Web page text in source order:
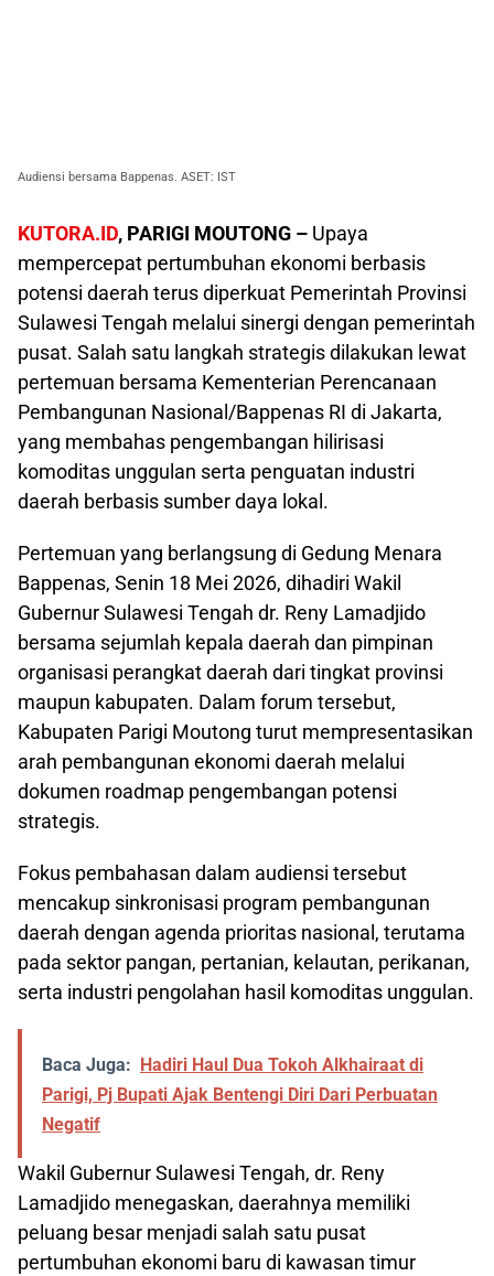
Audiensi bersama Bappenas. ASET: IST
KUTORA.ID, PARIGI MOUTONG – Upaya
mempercepat pertumbuhan ekonomi berbasis
potensi daerah terus diperkuat Pemerintah Provinsi
Sulawesi Tengah melalui sinergi dengan pemerintah
pusat. Salah satu langkah strategis dilakukan lewat
pertemuan bersama Kementerian Perencanaan
Pembangunan Nasional/Bappenas RI di Jakarta,
yang membahas pengembangan hilirisasi
komoditas unggulan serta penguatan industri
daerah berbasis sumber daya lokal.
Pertemuan yang berlangsung di Gedung Menara
Bappenas, Senin 18 Mei 2026, dihadiri Wakil
Gubernur Sulawesi Tengah dr. Reny Lamadjido
bersama sejumlah kepala daerah dan pimpinan
organisasi perangkat daerah dari tingkat provinsi
maupun kabupaten. Dalam forum tersebut,
Kabupaten Parigi Moutong turut mempresentasikan
arah pembangunan ekonomi daerah melalui
dokumen roadmap pengembangan potensi
strategis.
Fokus pembahasan dalam audiensi tersebut
mencakup sinkronisasi program pembangunan
daerah dengan agenda prioritas nasional, terutama
pada sektor pangan, pertanian, kelautan, perikanan,
serta industri pengolahan hasil komoditas unggulan.
Baca Juga: Hadiri Haul Dua Tokoh Alkhairaat di
Parigi, Pj Bupati Ajak Bentengi Diri Dari Perbuatan
Negatif
Wakil Gubernur Sulawesi Tengah, dr. Reny
Lamadjido menegaskan, daerahnya memiliki
peluang besar menjadi salah satu pusat
pertumbuhan ekonomi baru di kawasan timur